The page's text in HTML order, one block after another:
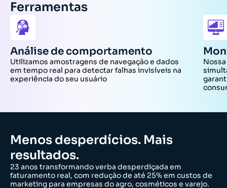
Ferramentas
Análise de comportamento
Utilizamos amostragens de navegação e dados
em tempo real para detectar falhas invisíveis na
experiência do seu usuário
Menos desperdícios. Mais
resultados.
23 anos transformando verba desperdiçada em
faturamento real, com redução de até 25% em custos de
marketing para empresas do agro, cosméticos e varejo.